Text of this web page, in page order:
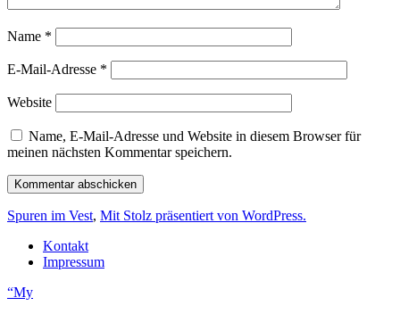
Name *
E-Mail-Adresse *
Website
Name, E-Mail-Adresse und Website in diesem Browser für
meinen nächsten Kommentar speichern.
Spuren im Vest, Mit Stolz präsentiert von WordPress.
Kontakt
Impressum
“My